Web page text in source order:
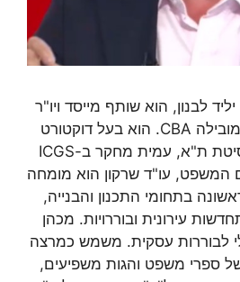
לבנון, הוא שותף מייסד ויו"ר
פירמת עורכי הדין המובילה CBA. הוא בעל דוקטורט
במשפטים מאוניברסיטת ת"א, עמית מחקר ב-ICGS
המשפט, עו"ד שרקון הוא מומחה
בתחומי התכנון והבנייה,
עירונית ובוררויות. מכהן
לבוררות עסקית. משמש כמרצה
ספרי משפט והגות משפיעים,